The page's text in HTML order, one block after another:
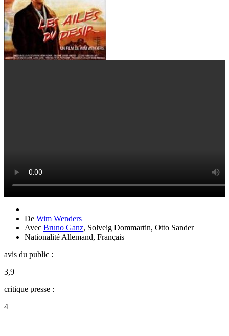
De Wim Wenders
Avec Bruno Ganz, Solveig Dommartin, Otto Sander
Nationalité Allemand, Français
avis du public :
3,9
critique presse :
4